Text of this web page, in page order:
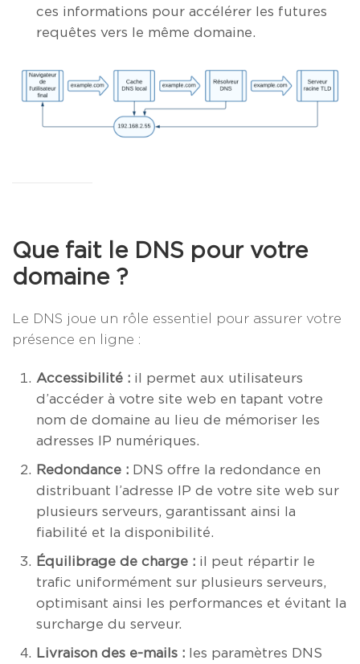
ces informations pour accélérer les futures
requêtes vers le même domaine.
Que fait le DNS pour votre
domaine ?
Le DNS joue un rôle essentiel pour assurer votre
présence en ligne :
Accessibilité : il permet aux utilisateurs
d’accéder à votre site web en tapant votre
nom de domaine au lieu de mémoriser les
adresses IP numériques.
Redondance : DNS offre la redondance en
distribuant l’adresse IP de votre site web sur
plusieurs serveurs, garantissant ainsi la
fiabilité et la disponibilité.
Équilibrage de charge : il peut répartir le
trafic uniformément sur plusieurs serveurs,
optimisant ainsi les performances et évitant la
surcharge du serveur.
Livraison des e-mails : les paramètres DNS